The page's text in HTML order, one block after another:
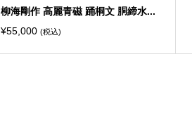
柳海剛作 高麗青磁 踊桐文 胴締水...
¥55,000 (税込)